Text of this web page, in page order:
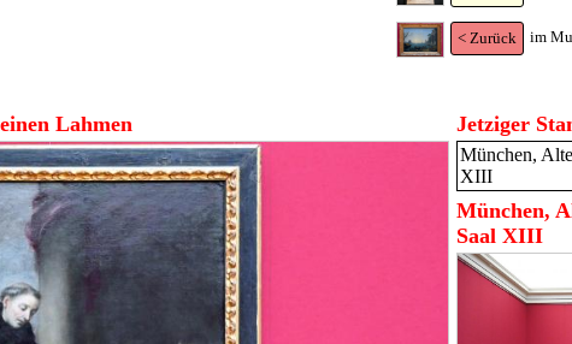
< Zurück im
Lahmen Jetziger
München,
XIII
München,
Saal XIII